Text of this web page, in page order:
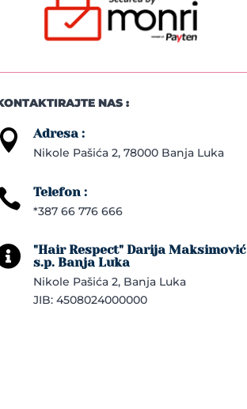
NAS :
Adresa :
Nikole Pašića 2, 78000 Banja Luka
Telefon :
*387 66 776 666
"Hair Respect" Darija Maksimović
s.p. Banja Luka
Nikole Pašića 2, Banja Luka
JIB: 4508024000000